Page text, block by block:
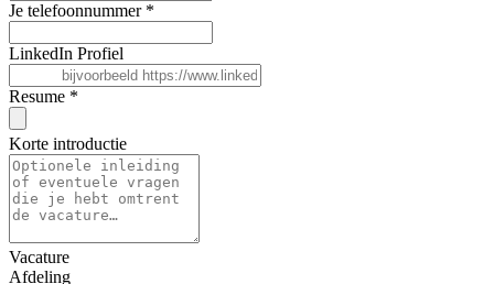
Je telefoonnummer *
LinkedIn Profiel
Resume *
Korte introductie
Vacature
Afdeling